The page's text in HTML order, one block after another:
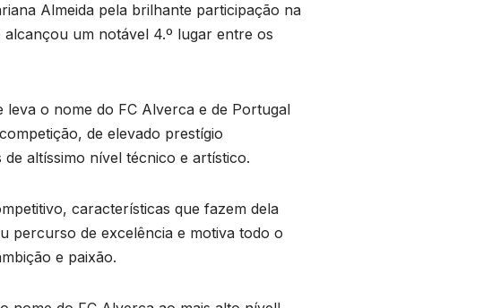
Almeida pela brilhante participação na
um notável 4.º lugar entre os
leva o nome do FC Alverca e de Portugal
de elevado prestígio
altíssimo nível técnico e artístico.
características que fazem dela
percurso de excelência e motiva todo o
e paixão.